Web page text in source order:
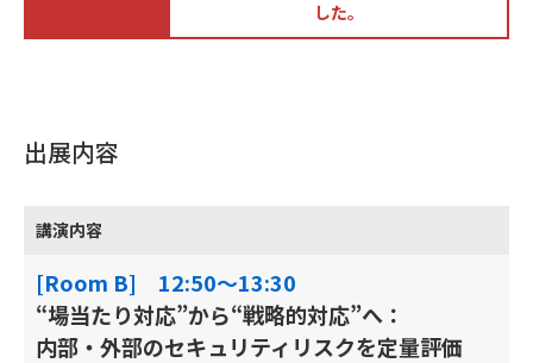
した。
出展内容
講演内容
[Room B] 12:50～13:30
“場当たり対応”から“戦略的対応”へ：
内部・外部のセキュリティリスクを定量評価